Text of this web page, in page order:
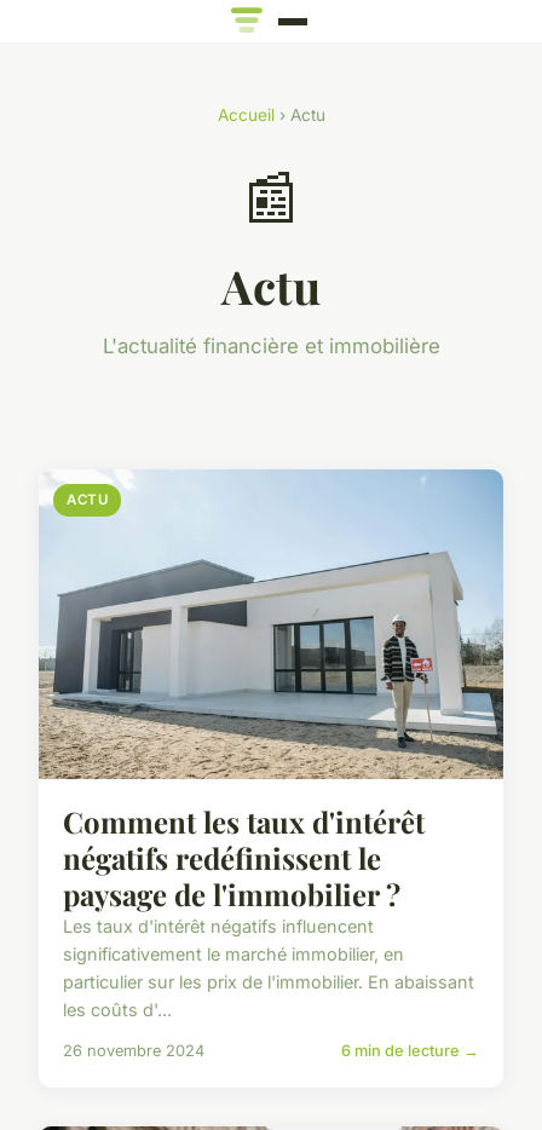
Accueil› Actu
📰
Actu
L'actualité financière et immobilière
ACTU
Comment les taux d'intérêt
négatifs redéfinissent le
paysage de l'immobilier ?
Les taux d'intérêt négatifs influencent
significativement le marché immobilier, en
particulier sur les prix de l'immobilier. En abaissant
les coûts d'...
26 novembre 2024 6 min de lecture →